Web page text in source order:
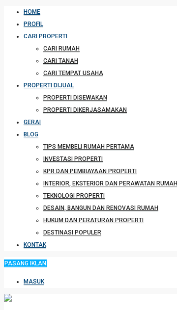
HOME
PROFIL
CARI PROPERTI
CARI RUMAH
CARI TANAH
CARI TEMPAT USAHA
PROPERTI DIJUAL
PROPERTI DISEWAKAN
PROPERTI DIKERJASAMAKAN
GERAI
BLOG
TIPS MEMBELI RUMAH PERTAMA
INVESTASI PROPERTI
KPR DAN PEMBIAYAAN PROPERTI
INTERIOR, EKSTERIOR DAN PERAWATAN RUMAH
TEKNOLOGI PROPERTI
DESAIN, BANGUN DAN RENOVASI RUMAH
HUKUM DAN PERATURAN PROPERTI
DESTINASI POPULER
KONTAK
PASANG IKLAN
MASUK